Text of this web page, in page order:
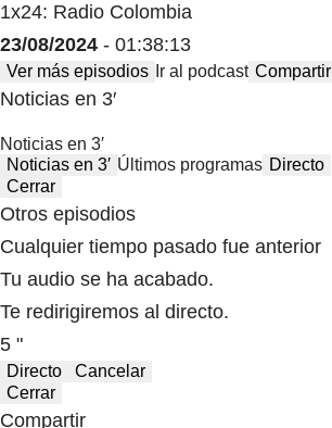
1x24: Radio Colombia
23/08/2024 - 01:38:13
Ver más episodios Ir al podcast Compartir
Noticias en 3′
Noticias en 3′
Noticias en 3′ Últimos programas Directo
Cerrar
Otros episodios
Cualquier tiempo pasado fue anterior
Tu audio se ha acabado.
Te redirigiremos al directo.
5 "
Directo
Cancelar
Cerrar
Compartir